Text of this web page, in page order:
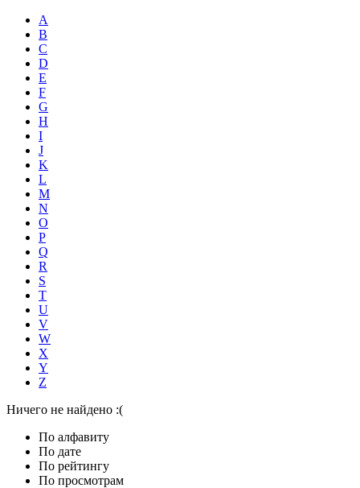
A
B
C
D
E
F
G
H
I
J
K
L
M
N
O
P
Q
R
S
T
U
V
W
X
Y
Z
Ничего не найдено :(
По алфавиту
По дате
По рейтингу
По просмотрам